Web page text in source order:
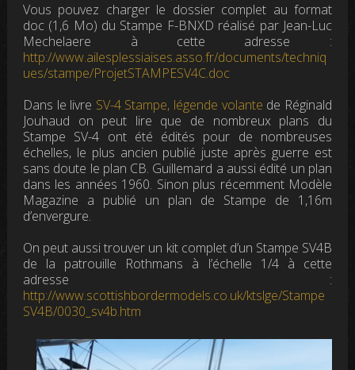
Vous pouvez charger le dossier complet au format
doc (1,6 Mo) du Stampe F-BNXD réalisé par Jean-Luc
Mechelaere à cette adresse :
http://www.ailesplessiaises.asso.fr/documents/techniq
ues/stampe/ProjetSTAMPESV4C.doc
Dans le livre SV-4 Stampe, légende volante de Réginald
Jouhaud on peut lire que de nombreux plans du
Stampe SV-4 ont été édités pour de nombreuses
échelles, le plus ancien publié juste après guerre est
sans doute le plan CB. Guillemard a aussi édité un plan
dans les années 1960. Sinon plus récemment Modèle
Magazine a publié un plan de Stampe de 1,16m
d’envergure.
On peut aussi trouver un kit complet d’un Stampe SV4B
de la patrouille Rothmans à l’échelle 1/4 à cette
adresse :
http://www.scottishbordermodels.co.uk/ktslge/Stampe
SV4B/0030_sv4b.htm